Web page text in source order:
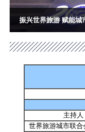
主持人
世界旅游城市联